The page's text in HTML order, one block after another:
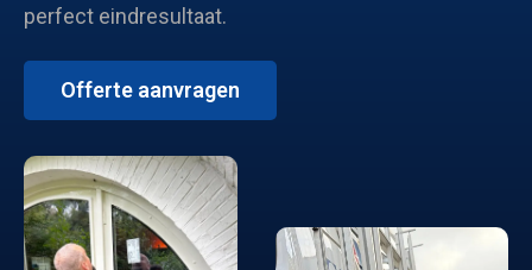
perfect eindresultaat.
Offerte aanvragen